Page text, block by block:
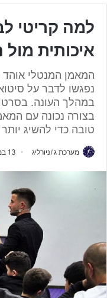
למה קריטי
איכותית
המאמן המנטלי
נפגשו לדבר על
במהלך העונה.
בצורה נכונה עם
טובה כדי להשיג
מערכת ג'וניורליג 13 במאי 2023